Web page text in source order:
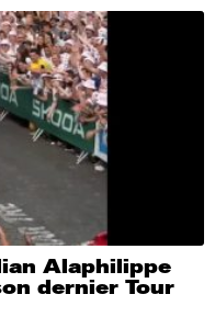
Alaphilippe
dernier Tour